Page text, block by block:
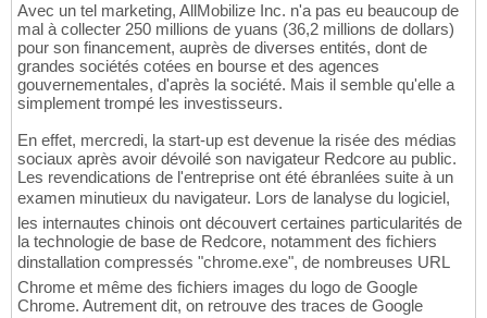
Avec un tel marketing, AllMobilize Inc. n'a pas eu beaucoup de
mal à collecter 250 millions de yuans (36,2 millions de dollars)
pour son financement, auprès de diverses entités, dont de
grandes sociétés cotées en bourse et des agences
gouvernementales, d'après la société. Mais il semble qu'elle a
simplement trompé les investisseurs.
En effet, mercredi, la start-up est devenue la risée des médias
sociaux après avoir dévoilé son navigateur Redcore au public.
Les revendications de l'entreprise ont été ébranlées suite à un
examen minutieux du navigateur. Lors de lanalyse du logiciel,
les internautes chinois ont découvert certaines particularités de
la technologie de base de Redcore, notamment des fichiers
dinstallation compressés "chrome.exe", de nombreuses URL
Chrome et même des fichiers images du logo de Google
Chrome. Autrement dit, on retrouve des traces de Google